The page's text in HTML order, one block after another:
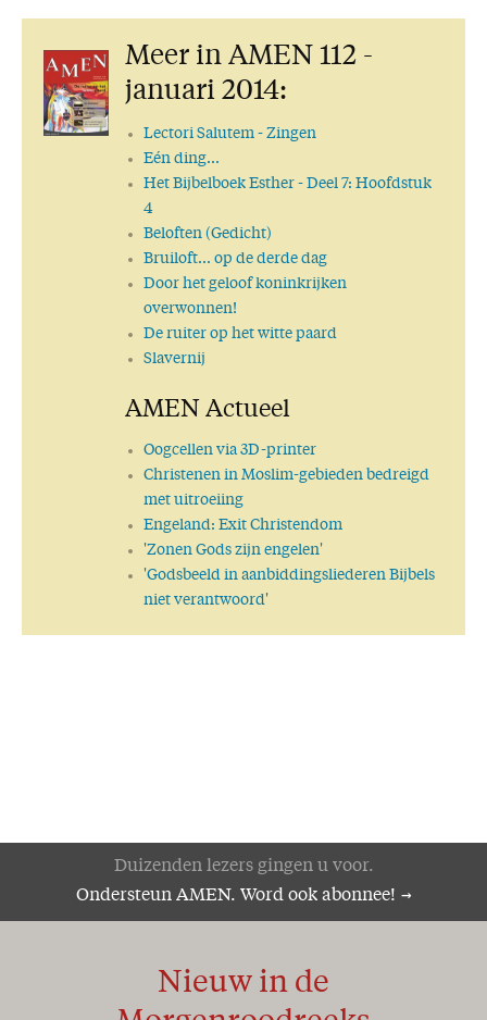
Meer in AMEN 112 -
januari 2014:
Lectori Salutem- Zingen
Eén ding...
Het Bijbelboek Esther- Deel 7: Hoofdstuk
4
Beloften (Gedicht)
Bruiloft... op de derde dag
Door het geloof koninkrijken
overwonnen!
De ruiter op het witte paard
Slavernij
AMEN Actueel
Oogcellen via 3D-printer
Christenen in Moslim-gebieden bedreigd
met uitroeiing
Engeland: Exit Christendom
'Zonen Gods zijn engelen'
'Godsbeeld in aanbiddingsliederen Bijbels
niet verantwoord'
Duizenden lezers gingen u voor.
Ondersteun AMEN. Word ook abonnee!
Nieuw in de